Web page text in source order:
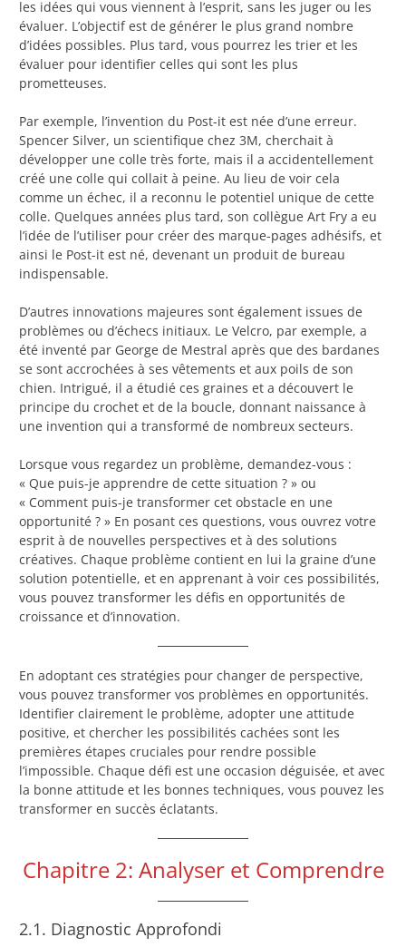
les idées qui vous viennent à l’esprit, sans les juger ou les
évaluer. L’objectif est de générer le plus grand nombre
d’idées possibles. Plus tard, vous pourrez les trier et les
évaluer pour identifier celles qui sont les plus
prometteuses.
Par exemple, l’invention du Post-it est née d’une erreur.
Spencer Silver, un scientifique chez 3M, cherchait à
développer une colle très forte, mais il a accidentellement
créé une colle qui collait à peine. Au lieu de voir cela
comme un échec, il a reconnu le potentiel unique de cette
colle. Quelques années plus tard, son collègue Art Fry a eu
l’idée de l’utiliser pour créer des marque-pages adhésifs, et
ainsi le Post-it est né, devenant un produit de bureau
indispensable.
D’autres innovations majeures sont également issues de
problèmes ou d’échecs initiaux. Le Velcro, par exemple, a
été inventé par George de Mestral après que des bardanes
se sont accrochées à ses vêtements et aux poils de son
chien. Intrigué, il a étudié ces graines et a découvert le
principe du crochet et de la boucle, donnant naissance à
une invention qui a transformé de nombreux secteurs.
Lorsque vous regardez un problème, demandez-vous :
« Que puis-je apprendre de cette situation ? » ou
« Comment puis-je transformer cet obstacle en une
opportunité ? » En posant ces questions, vous ouvrez votre
esprit à de nouvelles perspectives et à des solutions
créatives. Chaque problème contient en lui la graine d’une
solution potentielle, et en apprenant à voir ces possibilités,
vous pouvez transformer les défis en opportunités de
croissance et d’innovation.
En adoptant ces stratégies pour changer de perspective,
vous pouvez transformer vos problèmes en opportunités.
Identifier clairement le problème, adopter une attitude
positive, et chercher les possibilités cachées sont les
premières étapes cruciales pour rendre possible
l’impossible. Chaque défi est une occasion déguisée, et avec
la bonne attitude et les bonnes techniques, vous pouvez les
transformer en succès éclatants.
Chapitre 2: Analyser et Comprendre
2.1. Diagnostic Approfondi